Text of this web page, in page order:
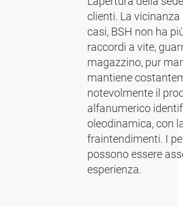
clienti. La
casi, BSH non ha
raccordi a vite,
magazzino, pur
mantiene
notevolmente il
alfanumerico
oleodinamica, con
fraintendimenti. I
possono essere
esperienza.